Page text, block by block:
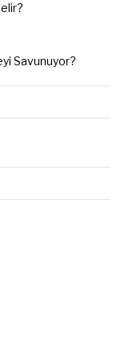
Savunuyor?